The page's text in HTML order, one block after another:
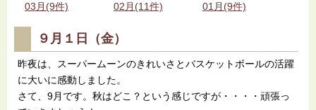
03月(9件)
02月(11件) 01月(9件)
９月１日（金）
昨夜は、スーパームーンのきれいさとバスケットボールの活躍
に大いに感動しました。
さて、9月です。秋はどこ？という感じですが・・・・頑張っ